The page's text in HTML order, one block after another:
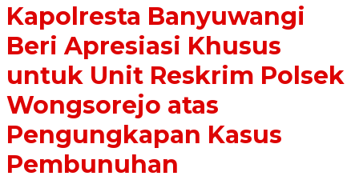
Kapolresta Banyuwangi
Beri Apresiasi Khusus
untuk Unit Reskrim Polsek
Wongsorejo atas
Pengungkapan Kasus
Pembunuhan